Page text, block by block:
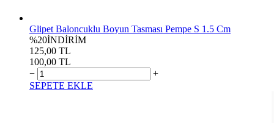
Glipet Baloncuklu Boyun Tasması Pempe S 1.5 Cm
%20İNDİRİM
125,00 TL
100,00 TL
−
+
SEPETE EKLE